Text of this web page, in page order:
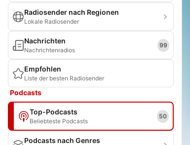
Radiosender nach Regionen
Lokale Radiosender
Nachrichten
Nachrichtenradios
99
Empfohlen
Liste der besten Radiosender
Podcasts
Top-Podcasts
Beliebteste Podcasts
50
Podcasts nach Genres